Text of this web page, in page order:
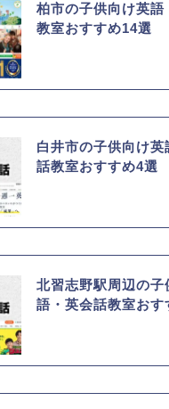
柏市の子供向け英語
教室おすすめ14選
白井市の子供向け英
話教室おすすめ4選
北習志野駅周辺の子
語・英会話教室おす